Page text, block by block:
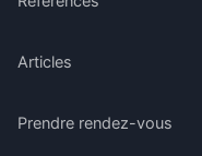
Articles
Prendre rendez-vous